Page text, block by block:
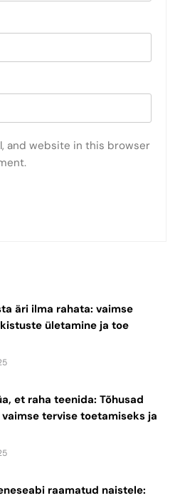
and website in this browser
äri ilma rahata: vaimse
ületamine ja toe
et raha teenida: Tõhusad
tervise toetamiseks ja
raamatud naistele: